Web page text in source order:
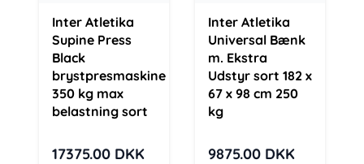
Inter Atletika
Supine Press
Black
brystpresmaskine
350 kg max
belastning sort
17375.00 DKK
Inter Atletika
Universal Bænk
m. Ekstra
Udstyr sort 182 x
67 x 98 cm 250
kg
9875.00 DKK